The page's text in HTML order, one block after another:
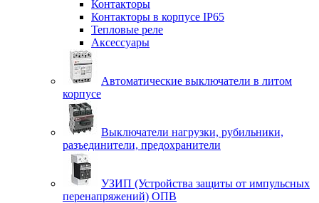
Контакторы
Контакторы в корпусе IP65
Тепловые реле
Аксессуары
Автоматические выключатели в литом
корпусе
Выключатели нагрузки, рубильники,
разъединители, предохранители
УЗИП (Устройства защиты от импульсных
перенапряжений) ОПВ